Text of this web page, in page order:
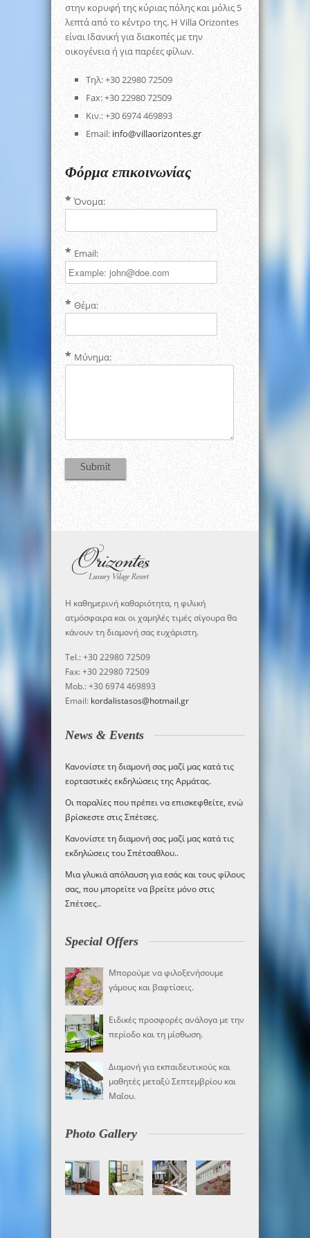
στην κορυφή της κύριας πόλης και μόλις 5
λεπτά από το κέντρο της. H Villa Orizontes
είναι Ιδανική για διακοπές με την
οικογένεια ή για παρέες φίλων.
Tηλ: +30 22980 72509
Fax: +30 22980 72509
Κιν.: +30 6974 469893
Email: info@villaorizontes.gr
Φόρμα επικοινωνίας
Όνομα:
Email:
Θέμα:
Μύνημα:
Η καθημερινή καθαριότητα, η φιλική
ατμόσφαιρα και οι χαμηλές τιμές σίγουρα θα
κάνουν τη διαμονή σας ευχάριστη.
Tel.: +30 22980 72509
Fax: +30 22980 72509
Mob.: +30 6974 469893
Email: kordalistasos@hotmail.gr
News & Events
Κανονίστε τη διαμονή σας μαζί μας κατά τις
εορταστικές εκδηλώσεις της Αρμάτας.
Οι παραλίες που πρέπει να επισκεφθείτε, ενώ
βρίσκεστε στις Σπέτσες.
Κανονίστε τη διαμονή σας μαζί μας κατά τις
εκδηλώσεις του Σπέτσαθλου..
Μια γλυκιά απόλαυση για εσάς και τους φίλους
σας, που μπορείτε να βρείτε μόνο στις
Σπέτσες..
Special Offers
Μπορούμε να φιλοξενήσουμε
γάμους και βαφτίσεις.
Ειδικές προσφορές ανάλογα με την
περίοδο και τη μίσθωση.
Διαμονή για εκπαιδευτικούς και
μαθητές μεταξύ Σεπτεμβρίου και
Μαΐου.
Photo Gallery